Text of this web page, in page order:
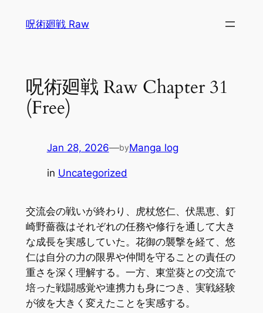
呪術廻戦 Raw
呪術廻戦 Raw Chapter 31
(Free)
Jan 28, 2026—byManga log
in Uncategorized
交流会の戦いが終わり、虎杖悠仁、伏黒恵、釘
崎野薔薇はそれぞれの任務や修行を通して大き
な成長を実感していた。花御の襲撃を経て、悠
仁は自分の力の限界や仲間を守ることの責任の
重さを深く理解する。一方、東堂葵との交流で
培った戦闘感覚や連携力も身につき、実戦経験
が彼を大きく変えたことを実感する。